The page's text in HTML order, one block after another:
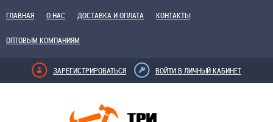
ГЛАВНАЯ О НАС ДОСТАВКА И ОПЛАТА КОНТАКТЫ
ОПТОВЫМ КОМПАНИЯМ
ЗАРЕГИСТРИРОВАТЬСЯ ВОЙТИ В ЛИЧНЫЙ КАБИНЕТ